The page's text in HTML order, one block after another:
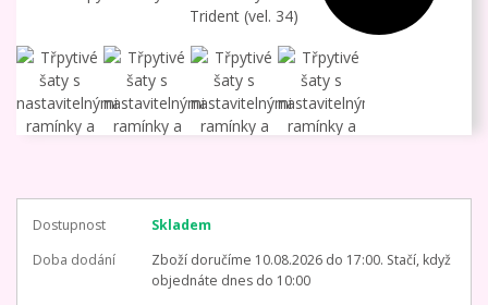
Dostupnost
Skladem
Doba dodání
Zboží doručíme 10.08.2026 do 17:00. Stačí, když
objednáte dnes do 10:00